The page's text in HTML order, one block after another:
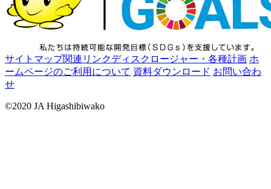
サイトマップ関連リンクディスクロージャー・各種計画 ホ
ームページのご利用について 資料ダウンロード お問い合わ
せ
©2020 JA Higashibiwako